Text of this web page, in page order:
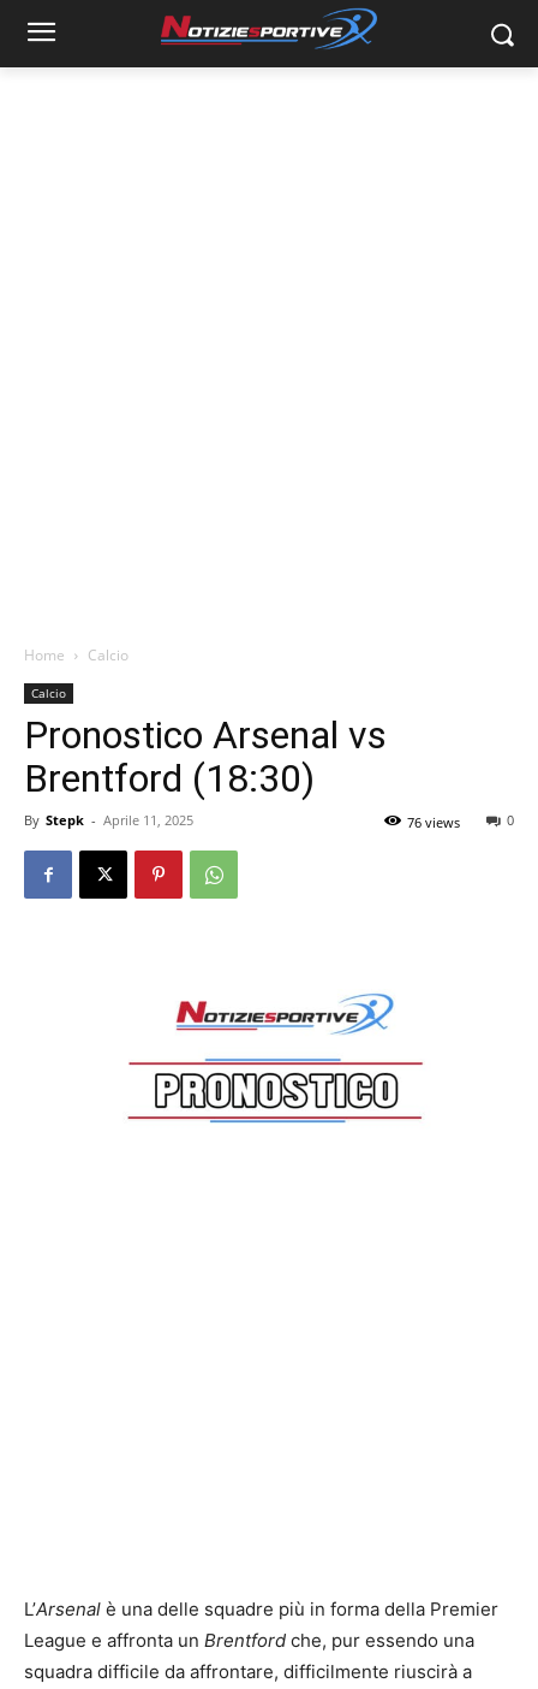
Home Calcio
Calcio
Pronostico Arsenal vs
Brentford (18:30)
By Stepk - Aprile 11, 2025 0
76 views
L’Arsenal è una delle squadre più in forma della Premier
League e affronta un Brentford che, pur essendo una
squadra difficile da affrontare, difficilmente riuscirà a